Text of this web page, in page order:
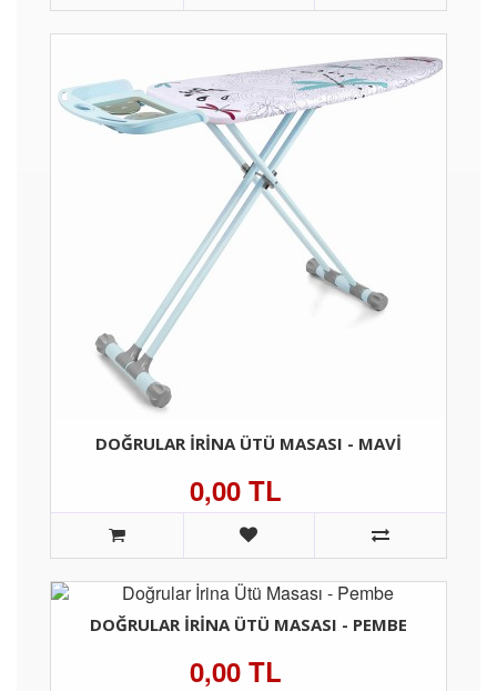
DOĞRULAR İRINA ÜTÜ MASASI - MAVI
0,00 TL
DOĞRULAR İRINA ÜTÜ MASASI - PEMBE
0,00 TL